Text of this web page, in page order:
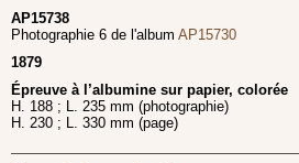
AP15738
Photographie 6 de l'album AP15730
1879
Épreuve à l’albumine sur papier, colorée
H. 188 ; L. 235 mm (photographie)
H. 230 ; L. 330 mm (page)